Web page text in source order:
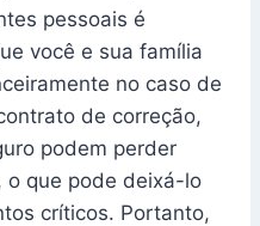
pessoais é
você e sua família
no caso de
de correção,
podem perder
o que pode deixá-lo
críticos. Portanto,